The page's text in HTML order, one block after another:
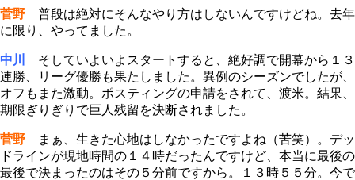
菅野 普段は絶対にそんなやり方はしないんですけどね。去年
に限り、やってました。
中川
そしていよいよスタートすると、絶好調で開幕から１３
連勝、リーグ優勝も果たしました。異例のシーズンでしたが、
オフもまた激動。ポスティングの申請をされて、渡米。結果、
期限ぎりぎりで巨人残留を決断されました。
菅野 まぁ、生きた心地はしなかったですよね（苦笑）。デッ
ドラインが現地時間の１４時だったんですけど、本当に最後の
最後で決まったのはその５分前ですから。１３時５５分。今で